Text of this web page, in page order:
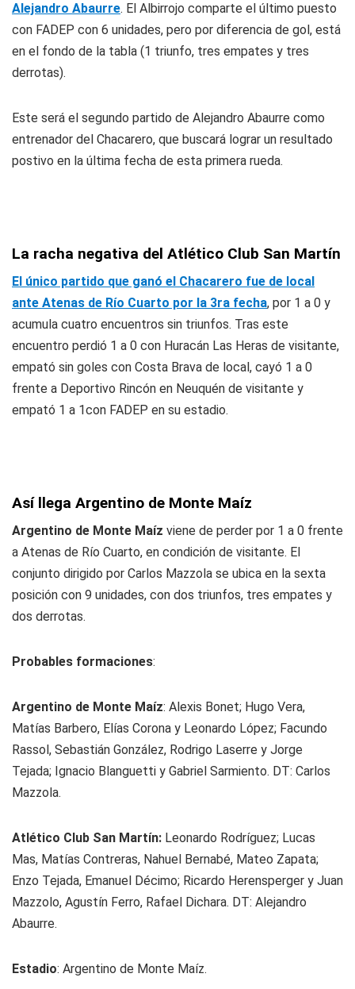
Alejandro Abaurre. El Albirrojo comparte el último puesto
con FADEP con 6 unidades, pero por diferencia de gol, está
en el fondo de la tabla (1 triunfo, tres empates y tres
derrotas).
Este será el segundo partido de Alejandro Abaurre como
entrenador del Chacarero, que buscará lograr un resultado
postivo en la última fecha de esta primera rueda.
La racha negativa del Atlético Club San Martín
El único partido que ganó el Chacarero fue de local
ante Atenas de Río Cuarto por la 3ra fecha, por 1 a 0 y
acumula cuatro encuentros sin triunfos. Tras este
encuentro perdió 1 a 0 con Huracán Las Heras de visitante,
empató sin goles con Costa Brava de local, cayó 1 a 0
frente a Deportivo Rincón en Neuquén de visitante y
empató 1 a 1con FADEP en su estadio.
Así llega Argentino de Monte Maíz
Argentino de Monte Maíz viene de perder por 1 a 0 frente
a Atenas de Río Cuarto, en condición de visitante. El
conjunto dirigido por Carlos Mazzola se ubica en la sexta
posición con 9 unidades, con dos triunfos, tres empates y
dos derrotas.
Probables formaciones:
Argentino de Monte Maíz: Alexis Bonet; Hugo Vera,
Matías Barbero, Elías Corona y Leonardo López; Facundo
Rassol, Sebastián González, Rodrigo Laserre y Jorge
Tejada; Ignacio Blanguetti y Gabriel Sarmiento. DT: Carlos
Mazzola.
Atlético Club San Martín: Leonardo Rodríguez; Lucas
Mas, Matías Contreras, Nahuel Bernabé, Mateo Zapata;
Enzo Tejada, Emanuel Décimo; Ricardo Herensperger y Juan
Mazzolo, Agustín Ferro, Rafael Dichara. DT: Alejandro
Abaurre.
Estadio: Argentino de Monte Maíz.